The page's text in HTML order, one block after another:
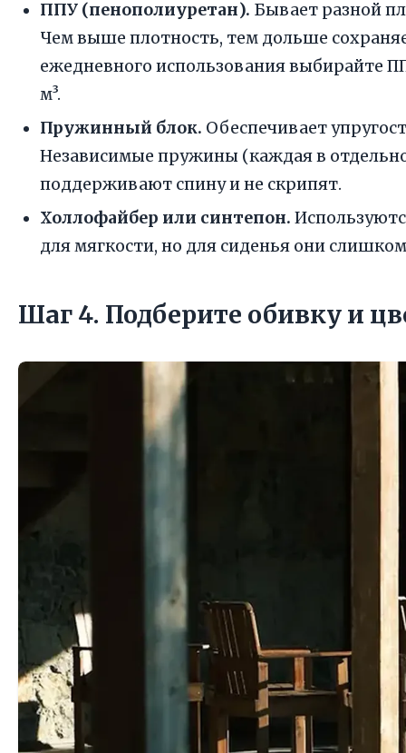
ППУ (пенополиуретан). Бывает разной
Чем выше плотность, тем дольше
ежедневного использования выбирайте
м³.
Пружинный блок. Обеспечивает
Независимые пружины (каждая в
поддерживают спину и не скрипят.
Холлофайбер или синтепон.
для мягкости, но для сиденья они
Шаг 4. Подберите обивку и